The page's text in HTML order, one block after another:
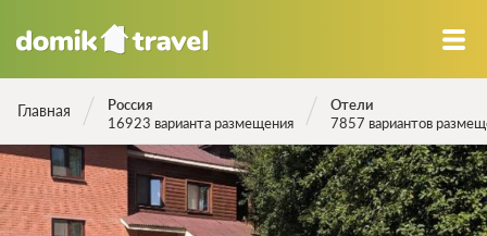
Главная
Россия
16923 варианта размещения
Отели
7857 вариантов